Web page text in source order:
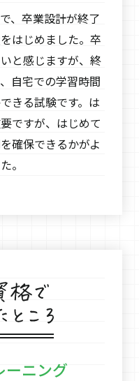
、卒業設計が終了
はじめました。卒
と感じますが、終
自宅での学習時間
きる試験です。は
ですが、はじめて
確保できるかがよ
。
ーニング